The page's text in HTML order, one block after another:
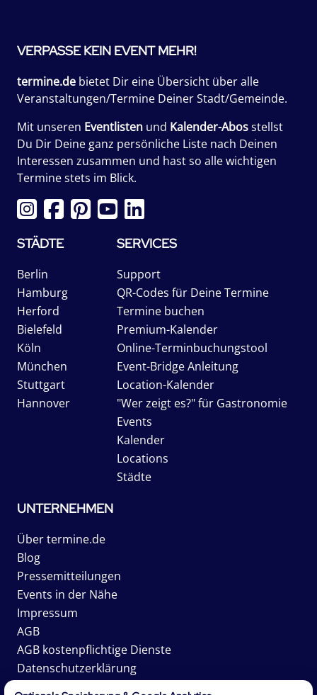
VERPASSE KEIN EVENT MEHR!
termine.de bietet Dir eine Übersicht über alle
Veranstaltungen/Termine Deiner Stadt/Gemeinde.
Mit unseren Eventlisten und Kalender-Abosstellst
Du Dir Deine ganz persönliche Liste nach Deinen
Interessen zusammen und hast so alle wichtigen
Termine stets im Blick.
STÄDTE
Berlin
Hamburg
Herford
Bielefeld
Köln
München
Stuttgart
Hannover
SERVICES
Support
QR-Codes für Deine Termine
Termine buchen
Premium-Kalender
Online-Terminbuchungstool
Event-Bridge Anleitung
Location-Kalender
"Wer zeigt es?" für Gastronomie
Events
Kalender
Locations
Städte
UNTERNEHMEN
Über termine.de
Blog
Pressemitteilungen
Events in der Nähe
Impressum
AGB
AGB kostenpflichtige Dienste
Datenschutzerklärung